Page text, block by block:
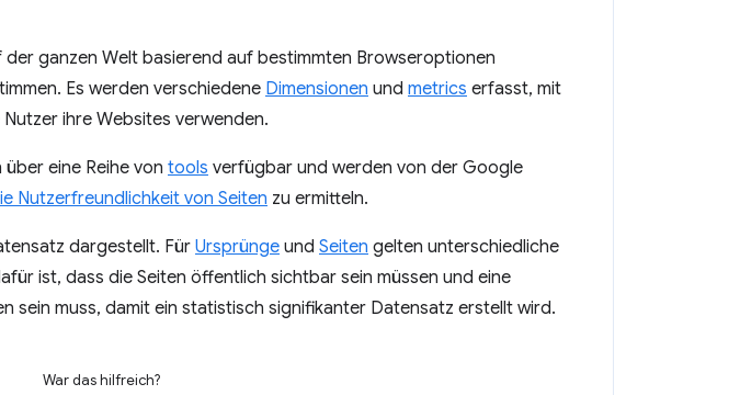
ganzen Welt basierend auf bestimmten Browseroptionen
Es werden verschiedene Dimensionen und metrics erfasst, mit
ihre Websites verwenden.
eine Reihe von tools verfügbar und werden von der Google
Nutzerfreundlichkeit von Seiten zu ermitteln.
dargestellt. FürUrsprünge und Seiten gelten unterschiedliche
ist, dass die Seiten öffentlich sichtbar sein müssen und eine
sein muss, damit ein statistisch signifikanter Datensatz erstellt wird.
War das hilfreich?